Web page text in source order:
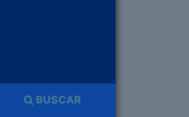
BUSCAR